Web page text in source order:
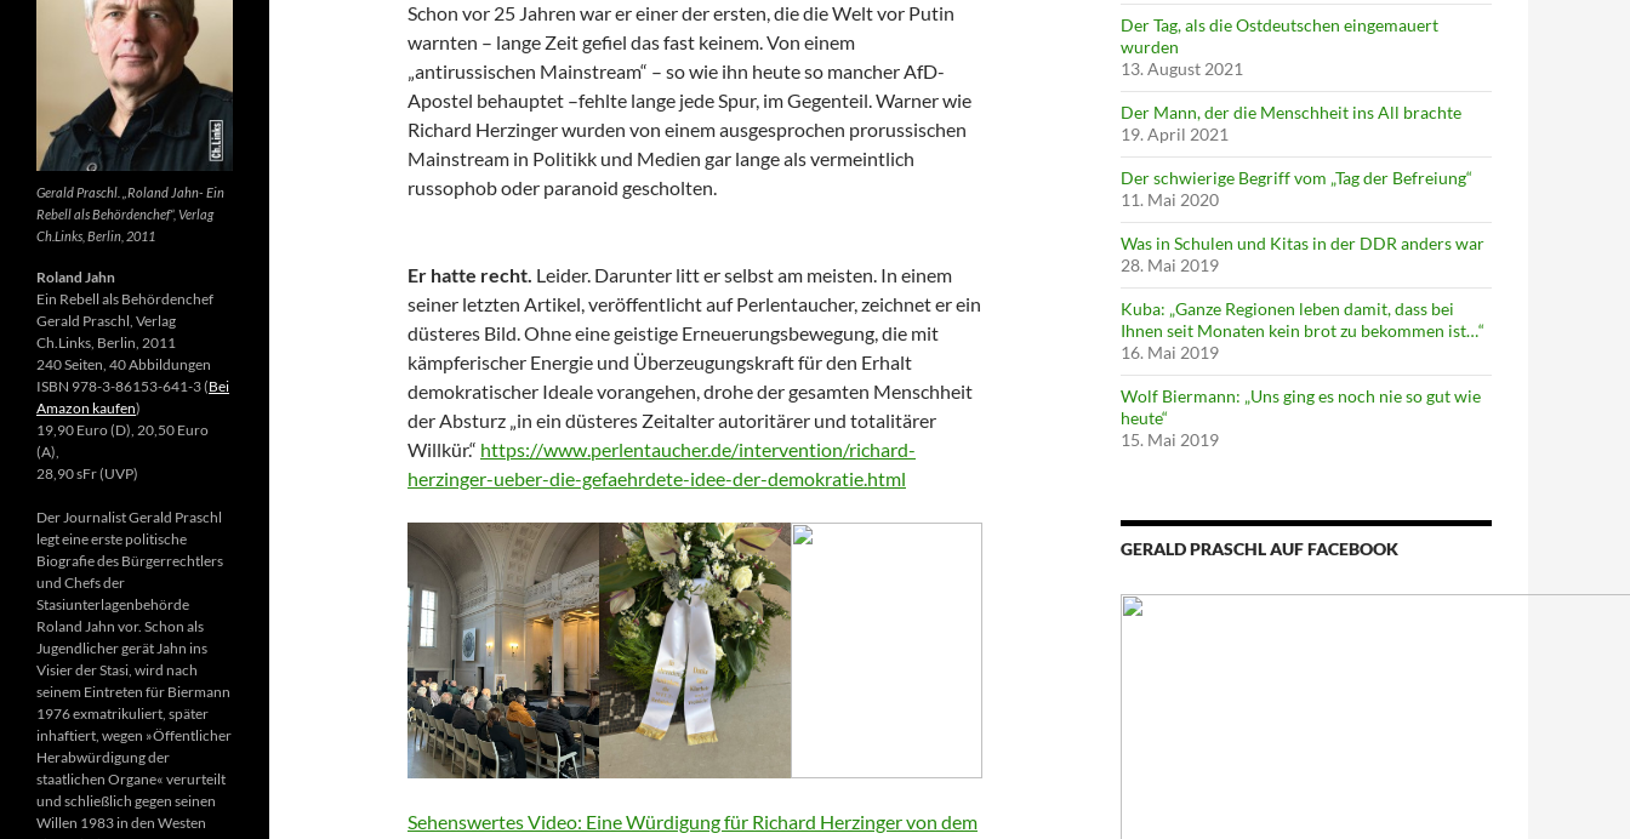
Schon vor 25 Jahren war er einer der ersten, die die Welt vor Putin
warnten – lange Zeit gefiel das fast keinem. Von einem
„antirussischen Mainstream“ – so wie ihn heute so mancher AfD-
Apostel behauptet –fehlte lange jede Spur, im Gegenteil. Warner wie
Richard Herzinger wurden von einem ausgesprochen prorussischen
Mainstream in Politikk und Medien gar lange als vermeintlich
russophob oder paranoid gescholten.
Er hatte recht. Leider. Darunter litt er selbst am meisten. In einem
seiner letzten Artikel, veröffentlicht auf Perlentaucher, zeichnet er ein
düsteres Bild. Ohne eine geistige Erneuerungsbewegung, die mit
kämpferischer Energie und Überzeugungskraft für den Erhalt
demokratischer Ideale vorangehen, drohe der gesamten Menschheit
der Absturz „in ein düsteres Zeitalter autoritärer und totalitärer
Willkür.“ https://www.perlentaucher.de/intervention/richard-
herzinger-ueber-die-gefaehrdete-idee-der-demokratie.html
Sehenswertes Video: Eine Würdigung für Richard Herzinger von dem
Der Tag, als die Ostdeutschen eingemauert
wurden
13. August 2021
Der Mann, der die Menschheit ins All brachte
19. April 2021
Der schwierige Begriff vom „Tag der Befreiung“
11. Mai 2020
Was in Schulen und Kitas in der DDR anders war
28. Mai 2019
Kuba: „Ganze Regionen leben damit, dass bei
Ihnen seit Monaten kein brot zu bekommen ist…“
16. Mai 2019
Wolf Biermann: „Uns ging es noch nie so gut wie
heute“
15. Mai 2019
GERALD PRASCHL AUF FACEBOOK
Gerald Praschl. „Roland Jahn- Ein
Rebell als Behördenchef“, Verlag
Ch.Links, Berlin, 2011
Roland Jahn
Ein Rebell als Behördenchef
Gerald Praschl, Verlag
Ch.Links, Berlin, 2011
240 Seiten, 40 Abbildungen
ISBN 978-3-86153-641-3 (Bei
Amazon kaufen)
19,90 Euro (D), 20,50 Euro
(A),
28,90 sFr (UVP)
Der Journalist Gerald Praschl
legt eine erste politische
Biografie des Bürgerrechtlers
und Chefs der
Stasiunterlagenbehörde
Roland Jahn vor. Schon als
Jugendlicher gerät Jahn ins
Visier der Stasi, wird nach
seinem Eintreten für Biermann
1976 exmatrikuliert, später
inhaftiert, wegen »Öffentlicher
Herabwürdigung der
staatlichen Organe« verurteilt
und schließlich gegen seinen
Willen 1983 in den Westen